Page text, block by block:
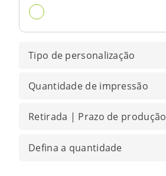
Tipo de personalização
Quantidade de impressão
Retirada | Prazo de produção
Defina a quantidade